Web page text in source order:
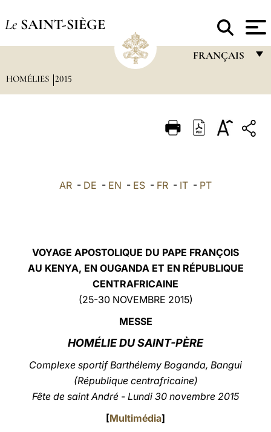
Le SAINT-SIÈGE
FRANÇAIS
ITALIANO
中文
HOMÉLIES 2015
AR - DE - EN - ES - FR - IT - PT
VOYAGE APOSTOLIQUE DU PAPE FRANÇOIS
AU KENYA, EN OUGANDA ET EN RÉPUBLIQUE
CENTRAFRICAINE
(25-30 NOVEMBRE 2015)
MESSE
HOMÉLIEDU SAINT-PÈRE
Complexe sportif Barthélemy Boganda, Bangui
(République centrafricaine)
Fête de saint André - Lundi 30 novembre 2015
[Multimédia]